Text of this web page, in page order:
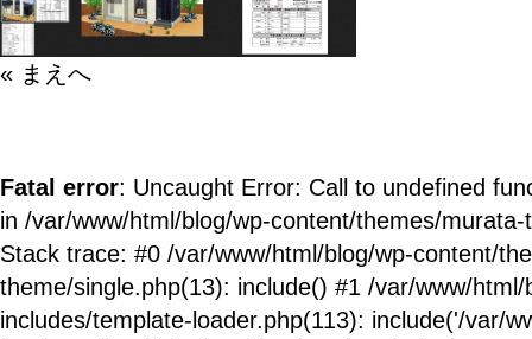
« まえへ
Fatal error: Uncaught Error: Call to undefined
in /var/www/html/blog/wp-content/themes/
Stack trace: #0 /var/www/html/blog/wp-content/
theme/single.php(13): include() #1 /var/www/html/
includes/template-loader.php(113): include('/var/